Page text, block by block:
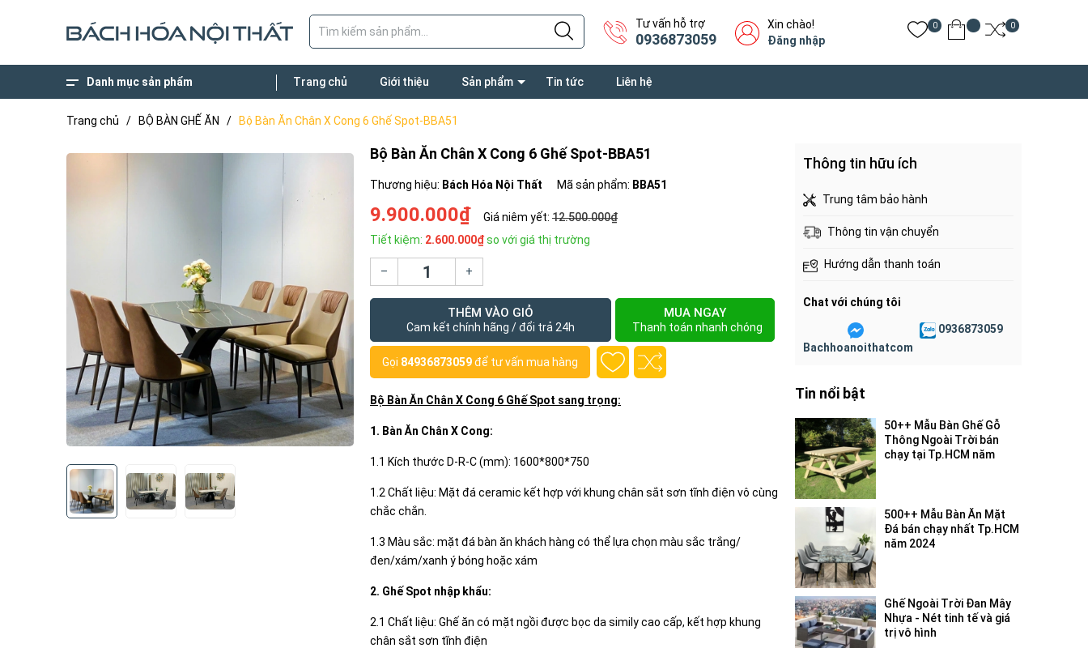
Tư vấn hỗ trợ
0936873059
Xin chào!
Đăng nhập
0 0
Danh mục sản phẩm Trang chủ Giới thiệu Sản phẩm Tin tức Liên hệ
Trang chủ / BỘ BÀN GHẾ ĂN / Bộ Bàn Ăn Chân X Cong 6 Ghế Spot-BBA51
Bộ Bàn Ăn Chân X Cong 6 Ghế Spot-BBA51
Thương hiệu: Bách Hóa Nội Thất Mã sản phẩm: BBA51
9.900.000₫ Giá niêm yết: 12.500.000₫
Tiết kiệm: 2.600.000₫so với giá thị trường
– +
THÊM VÀO GIỎ
Cam kết chính hãng / đổi trả 24h
MUA NGAY
Thanh toán nhanh chóng
Gọi 84936873059để tư vấn mua hàng
Bộ Bàn Ăn Chân X Cong 6 Ghế Spot sang trọng:
1. Bàn Ăn Chân X Cong:
1.1 Kích thước D-R-C (mm): 1600*800*750
1.2 Chất liệu: Mặt đá ceramic kết hợp với khung chân sắt sơn tĩnh điện vô cùng
chắc chắn.
1.3 Màu sắc: mặt đá bàn ăn khách hàng có thể lựa chọn màu sắc trắng/
đen/xám/xanh ý bóng hoặc xám
2. Ghế Spot nhập khẩu:
2.1 Chất liệu: Ghế ăn có mặt ngồi được bọc da simily cao cấp, kết hợp khung
chân sắt sơn tĩnh điện
Thông tin hữu ích
Trung tâm bảo hành
Thông tin vận chuyển
Hướng dẫn thanh toán
Chat với chúng tôi
Bachhoanoithatcom
0936873059
Tin nổi bật
50++ Mẫu Bàn Ghế Gỗ
Thông Ngoài Trời bán
chạy tại Tp.HCM năm
500++ Mẫu Bàn Ăn Mặt
Đá bán chạy nhất Tp.HCM
năm 2024
Ghế Ngoài Trời Đan Mây
Nhựa - Nét tinh tế và giá
trị vô hình